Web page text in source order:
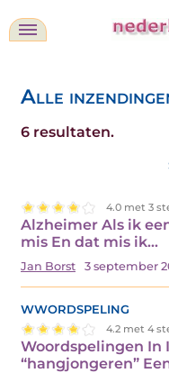
Alle
6 resultaten.
4.0 met 3
Alzheimer Als ik
mis En dat mis ik…
Jan Borst 3 september
wwordspeling
4.2 met 4
Woordspelingen In
“hangjongeren”